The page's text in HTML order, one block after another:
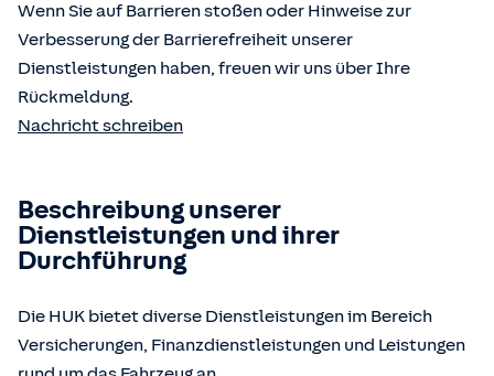
Wenn Sie auf Barrieren stoßen oder Hinweise zur
Verbesserung der Barrierefreiheit unserer
Dienstleistungen haben, freuen wir uns über Ihre
Rückmeldung.
Nachricht schreiben
Beschreibung unserer
Dienstleistungen und ihrer
Durchführung
Die HUK bietet diverse Dienstleistungen im Bereich
Versicherungen, Finanzdienstleistungen und Leistungen